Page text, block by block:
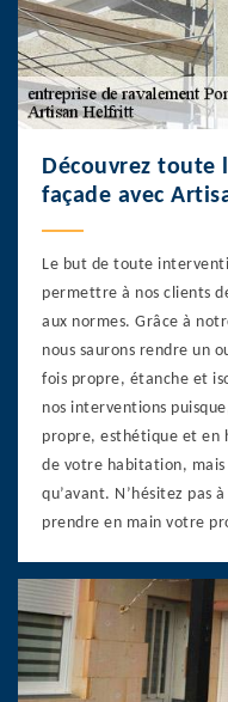
Découvrez toute
façade avec
Le but de toute
permettre à nos clients
aux normes. Grâce à
nous saurons rendre un
fois propre, étanche et
nos interventions
propre, esthétique et en
de votre habitation,
qu’avant. N’hésitez pas
prendre en main votre